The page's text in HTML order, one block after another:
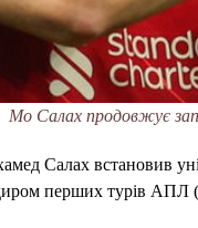
Мо Салах продовжує
Салах встановив
перших турів АПЛ